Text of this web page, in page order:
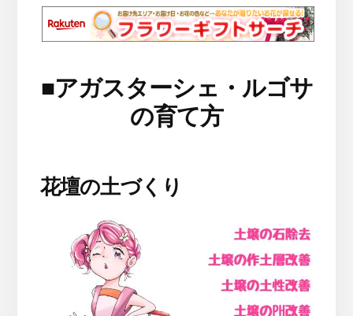
■アガスターシェ・ルゴサ
の育て方
花壇の土づくり